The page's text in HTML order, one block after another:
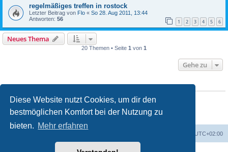
Diese Website nutzt Cookies, um dir den
bestmöglichen Komfort bei der Nutzung zu
bieten. Mehr erfahren
regelmäßiges treffen in rostock
Letzter Beitrag von Flo « So 28. Aug 2011, 13:44
Antworten: 56 1 2 3 4 5 6
Neues Thema
20 Themen • Seite 1 von 1
Gehe zu
Du darfst
keine neuen Themen in diesem Forum erstellen.
Du darfstkeine Antworten zu Themen in diesem Forum erstellen.
Du darfst deine Beiträge in diesem Forum nicht ändern.
Du darfst deine Beiträge in diesem Forum
UTC+02:00